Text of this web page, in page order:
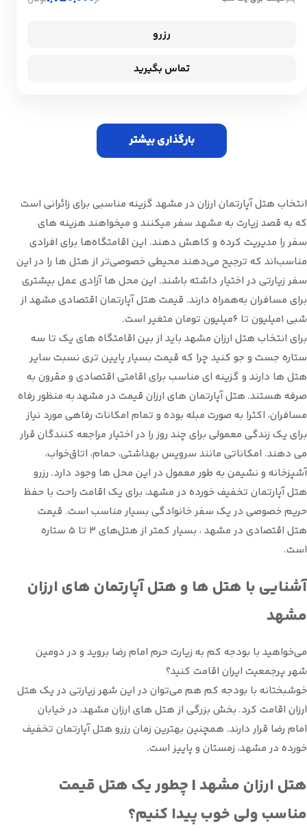
رزرو
تماس بگیرید
بارگذاری بیشتر
انتخاب هتل آپارتمان ارزان در مشهد گزینه مناسبی برای زائرانی است
که به قصد زیارت به مشهد سفر میکنند و میخواهند هزینه های
سفر را مدیریت کرده و کاهش دهند. این اقامتگاه‌ها برای افرادی
مناسب‌اند که ترجیح می‌دهند محیطی خصوصی‌تر از هتل ها را در این
سفر زیارتی در اختیار داشته باشند. این محل ها آزادی عمل بیشتری
برای مسافران به‌همراه دارند. قیمت هتل آپارتمان اقتصادی مشهد از
شبی ۱میلیون تا ۶میلیون تومان متغیر است.
برای انتخاب هتل ارزان مشهد باید از بین اقامتگاه های یک تا سه
ستاره جست و جو کنید چرا که قیمت بسیار پایین تری نسبت سایر
هتل ها دارند و گزینه ای مناسب برای اقامتی اقتصادی و مقرون به
صرفه هستند. هتل آپارتمان های ارزان قیمت در مشهد به‌ منظور رفاه
مسافران، اکثرا به صورت مبله بوده و تمام امکانات رفاهی مورد نیاز
برای یک زندگی معمولی برای چند روز را در اختیار مراجعه کنندگان قرار
می دهند. امکاناتی مانند سرویس بهداشتی، حمام، اتاق‌خواب،
آشپزخانه و نشیمن به طور معمول در این محل ها وجود دارد. رزرو
هتل آپارتمان تخفیف خورده در مشهد، برای یک اقامت راحت با حفظ
حریم خصوصی در یک سفر خانوادگی بسیار مناسب است. قیمت
هتل اقتصادی در مشهد ، بسیار کمتر از هتل‌های ۳ تا ۵ ستاره
است.
آشنایی با هتل ها و هتل آپارتمان های ارزان
مشهد
می‌خواهید با بودجه کم به زیارت حرم امام رضا بروید و در دومین
شهر پرجمعیت ایران اقامت کنید؟
خوشبختانه با بودجه کم هم می‌توان در این شهر زیارتی در یک هتل
ارزان اقامت کرد. بخش بزرگی از هتل های ارزان مشهد، در خیابان
امام رضا قرار دارند. همچنین بهترین زمان رزرو هتل آپارتمان تخفیف
خورده در مشهد، زمستان و پاییز است.
هتل ارزان مشهد | چطور یک هتل قیمت
مناسب ولی خوب پیدا کنیم؟